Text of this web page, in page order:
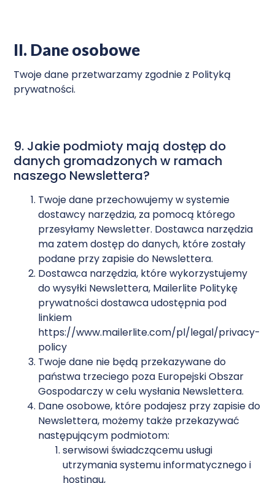
II. Dane osobowe
Twoje dane przetwarzamy zgodnie z Polityką
prywatności.
9. Jakie podmioty mają dostęp do
danych gromadzonych w ramach
naszego Newslettera?
Twoje dane przechowujemy w systemie
dostawcy narzędzia, za pomocą którego
przesyłamy Newsletter. Dostawca narzędzia
ma zatem dostęp do danych, które zostały
podane przy zapisie do Newslettera.
Dostawca narzędzia, które wykorzystujemy
do wysyłki Newslettera, Mailerlite Politykę
prywatności dostawca udostępnia pod
linkiem
https://www.mailerlite.com/pl/legal/privacy-
policy
Twoje dane nie będą przekazywane do
państwa trzeciego poza Europejski Obszar
Gospodarczy w celu wysłania Newslettera.
Dane osobowe, które podajesz przy zapisie do
Newslettera, możemy także przekazywać
następującym podmiotom:
serwisowi świadczącemu usługi
utrzymania systemu informatycznego i
hostingu,